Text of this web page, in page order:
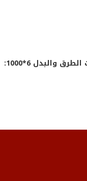
والبدل 6*1000: